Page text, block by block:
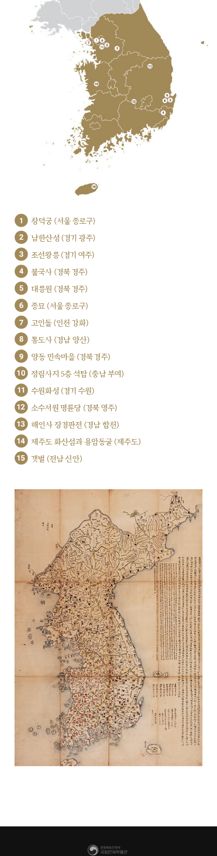
1 창덕궁 (서울 종로구)
2 남한산성 (경기 광주)
3 조선왕릉 (경기 여주)
4 불국사 (경북 경주)
5 대릉원 (경북 경주)
6 종묘 (서울 종로구)
7 고인돌 (인천 강화)
8 통도사 (경남 양산)
9 양동 민속마을 (경북 경주)
10 정림사지 5층 석탑 (충남 부여)
11 수원화성 (경기 수원)
12 소수서원 명륜당 (경북 영주)
13 해인사 장경판전 (경남 합천)
14 제주도 화산섬과 용암동굴 (제주도)
15 갯벌 (전남 신안)